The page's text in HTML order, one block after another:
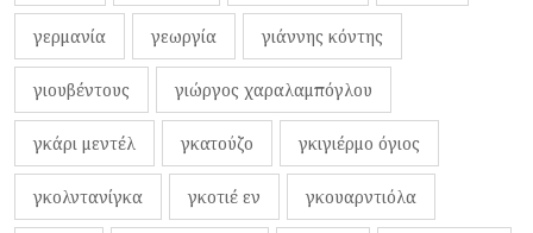
γερμανία γεωργία γιάννης κόντης
γιουβέντους γιώργος χαραλαμπόγλου
γκάρι μεντέλ γκατούζο γκιγιέρμο όγιος
γκολντανίγκα γκοτιέ εν γκουαρντιόλα